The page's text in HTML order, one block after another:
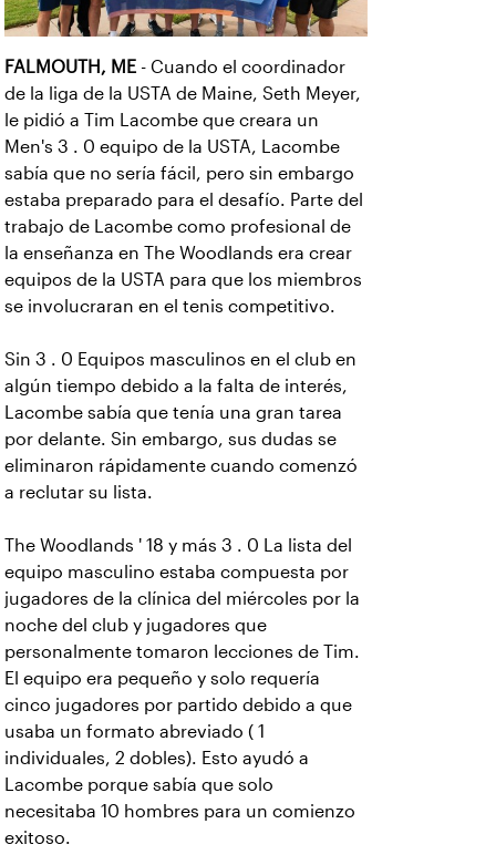
FALMOUTH, ME - Cuando el coordinador
de la liga de la USTA de Maine, Seth Meyer,
le pidió a Tim Lacombe que creara un
Men's 3 . 0 equipo de la USTA, Lacombe
sabía que no sería fácil, pero sin embargo
estaba preparado para el desafío. Parte del
trabajo de Lacombe como profesional de
la enseñanza en The Woodlands era crear
equipos de la USTA para que los miembros
se involucraran en el tenis competitivo.
Sin 3 . 0 Equipos masculinos en el club en
algún tiempo debido a la falta de interés,
Lacombe sabía que tenía una gran tarea
por delante. Sin embargo, sus dudas se
eliminaron rápidamente cuando comenzó
a reclutar su lista.
The Woodlands ' 18 y más 3 . 0 La lista del
equipo masculino estaba compuesta por
jugadores de la clínica del miércoles por la
noche del club y jugadores que
personalmente tomaron lecciones de Tim.
El equipo era pequeño y solo requería
cinco jugadores por partido debido a que
usaba un formato abreviado ( 1
individuales, 2 dobles). Esto ayudó a
Lacombe porque sabía que solo
necesitaba 10 hombres para un comienzo
exitoso.